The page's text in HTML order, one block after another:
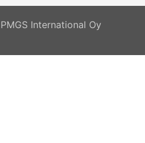
PMGS International Oy